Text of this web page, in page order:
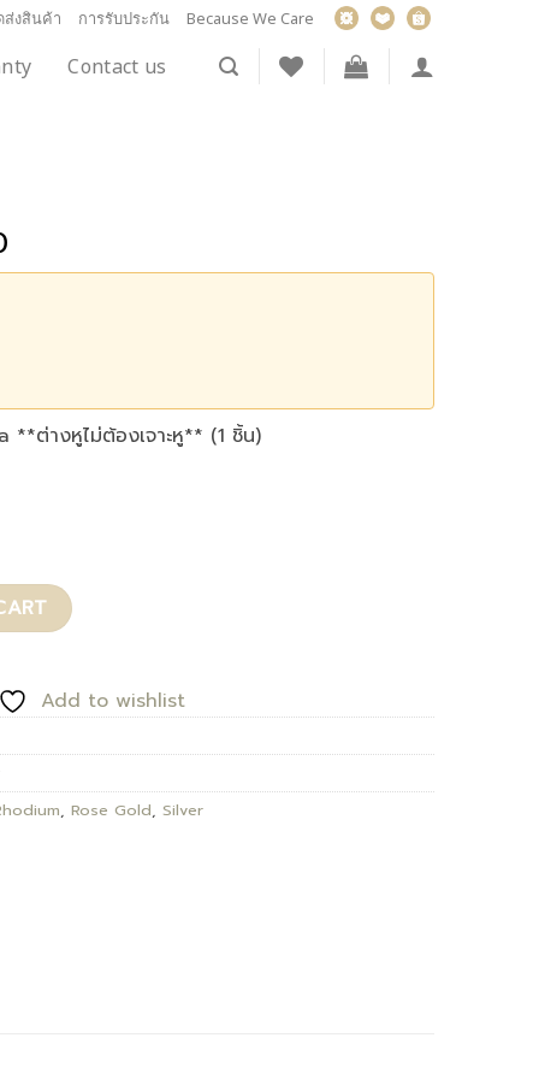
ส่งสินค้า การรับประกัน Because We Care
Contact us
ต่างหูไม่ต้องเจาะหู** (1 ชิ้น)
Add to wishlist
, Rose Gold, Silver